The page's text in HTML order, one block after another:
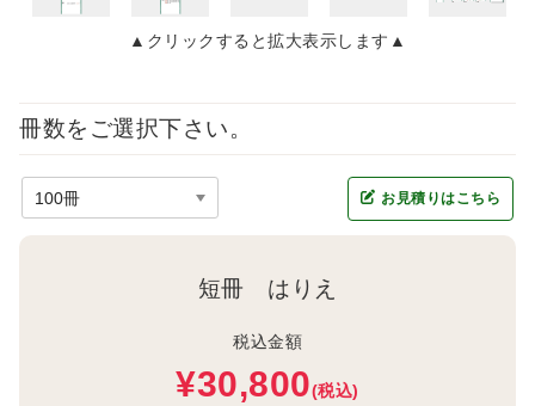
▲クリックすると拡大表示します▲
冊数をご選択下さい。
お見積りはこちら
短冊 はりえ
税込金額
¥30,800(税込)